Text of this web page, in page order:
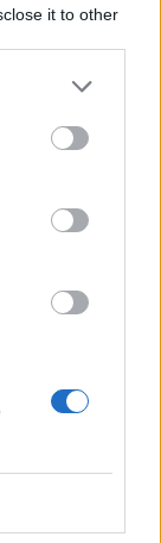
it to other
Spider-